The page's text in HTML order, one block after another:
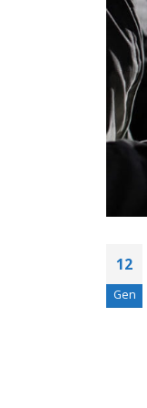
12
Gen